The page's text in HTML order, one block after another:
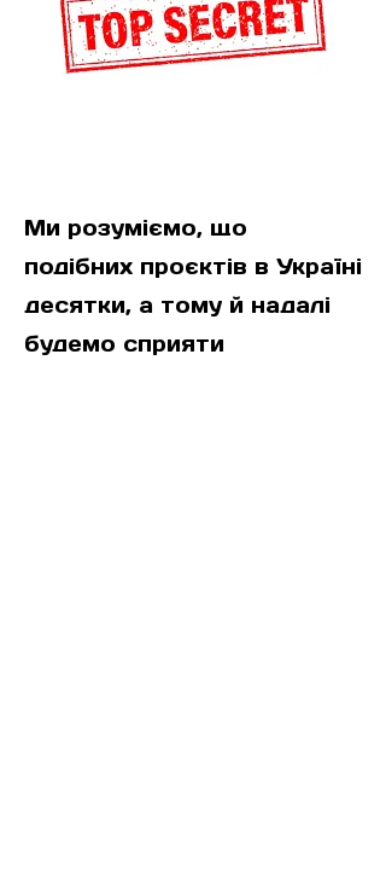
Ми розуміємо, що
подібних проєктів в Україні
десятки, а тому й надалі
будемо сприяти